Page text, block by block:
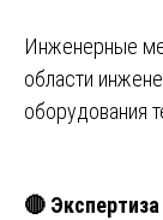
Инженерные
области
оборудования
🔴